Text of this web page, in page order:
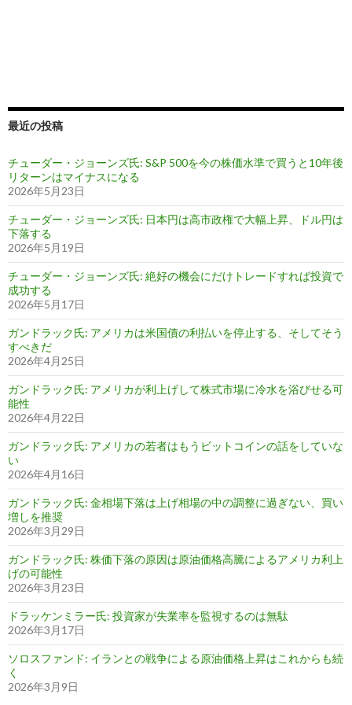
最近の投稿
チューダー・ジョーンズ氏: S&P 500を今の株価水準で買うと10年後
リターンはマイナスになる
2026年5月23日
チューダー・ジョーンズ氏: 日本円は高市政権で大幅上昇、ドル円は
下落する
2026年5月19日
チューダー・ジョーンズ氏: 絶好の機会にだけトレードすれば投資で
成功する
2026年5月17日
ガンドラック氏: アメリカは米国債の利払いを停止する、そしてそう
すべきだ
2026年4月25日
ガンドラック氏: アメリカが利上げして株式市場に冷水を浴びせる可
能性
2026年4月22日
ガンドラック氏: アメリカの若者はもうビットコインの話をしていな
い
2026年4月16日
ガンドラック氏: 金相場下落は上げ相場の中の調整に過ぎない、買い
増しを推奨
2026年3月29日
ガンドラック氏: 株価下落の原因は原油価格高騰によるアメリカ利上
げの可能性
2026年3月23日
ドラッケンミラー氏: 投資家が失業率を監視するのは無駄
2026年3月17日
ソロスファンド: イランとの戦争による原油価格上昇はこれからも続
く
2026年3月9日